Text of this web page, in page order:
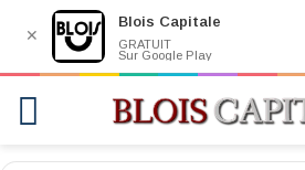
✕
Blois Capitale
GRATUIT
Sur Google Play